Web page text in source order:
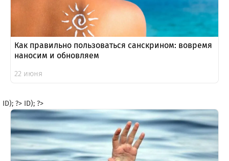
Как правильно пользоваться санскрином: вовремя
наносим и обновляем
22 июня
ID); ?> ID); ?>